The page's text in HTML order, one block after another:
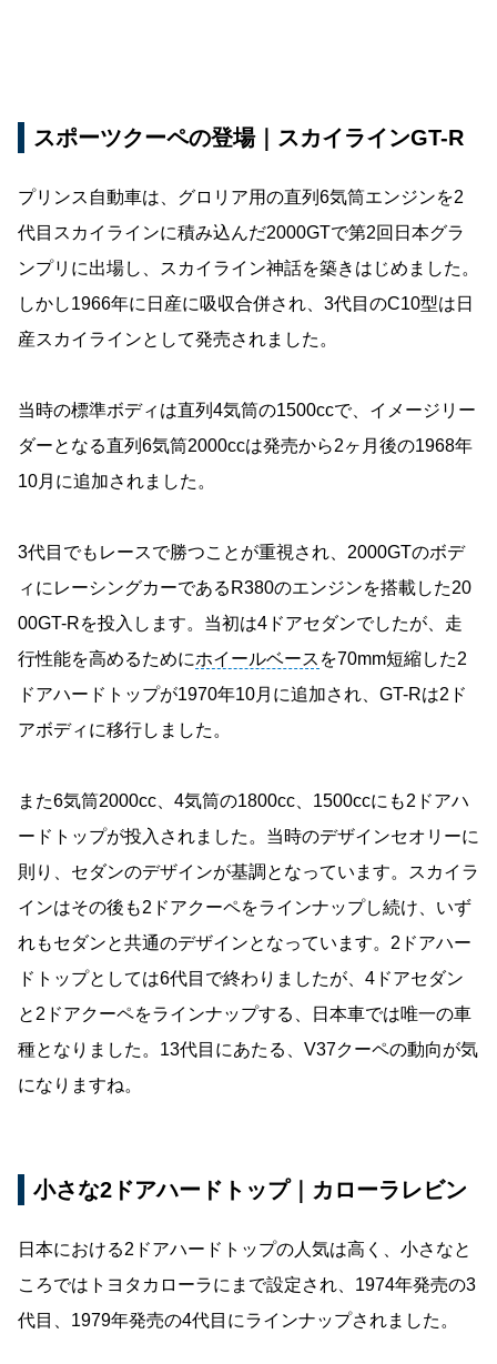
スポーツクーペの登場｜スカイラインGT-R
プリンス自動車は、グロリア用の直列6気筒エンジンを2
代目スカイラインに積み込んだ2000GTで第2回日本グラ
ンプリに出場し、スカイライン神話を築きはじめました。
しかし1966年に日産に吸収合併され、3代目のC10型は日
産スカイラインとして発売されました。
当時の標準ボディは直列4気筒の1500ccで、イメージリー
ダーとなる直列6気筒2000ccは発売から2ヶ月後の1968年
10月に追加されました。
3代目でもレースで勝つことが重視され、2000GTのボデ
ィにレーシングカーであるR380のエンジンを搭載した20
00GT-Rを投入します。当初は4ドアセダンでしたが、走
行性能を高めるためにホイールベース を70mm短縮した2
ドアハードトップが1970年10月に追加され、GT-Rは2ド
アボディに移行しました。
また6気筒2000cc、4気筒の1800cc、1500ccにも2ドアハ
ードトップが投入されました。当時のデザインセオリーに
則り、セダンのデザインが基調となっています。スカイラ
インはその後も2ドアクーペをラインナップし続け、いず
れもセダンと共通のデザインとなっています。2ドアハー
ドトップとしては6代目で終わりましたが、4ドアセダン
と2ドアクーペをラインナップする、日本車では唯一の車
種となりました。13代目にあたる、V37クーペの動向が気
になりますね。
小さな2ドアハードトップ｜カローラレビン
日本における2ドアハードトップの人気は高く、小さなと
ころではトヨタカローラにまで設定され、1974年発売の3
代目、1979年発売の4代目にラインナップされました。